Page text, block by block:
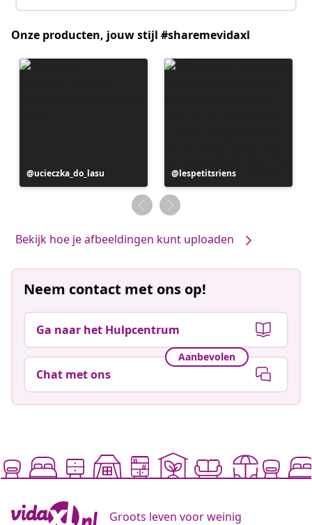
Onze producten, jouw stijl #sharemevidaxl
Bericht
gepubliceerd
ucieczka_do_lasu
Bericht
gepubliceerd
door
lespetitsriens
Bekijk hoe je afbeeldingen kunt uploaden
Neem contact met ons op!
Ga naar het Hulpcentrum
Aanbevolen
Chat met ons
Groots leven voor weinig